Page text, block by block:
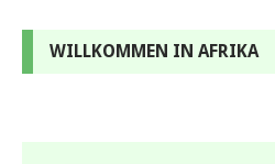
WILLKOMMEN IN AFRIKA